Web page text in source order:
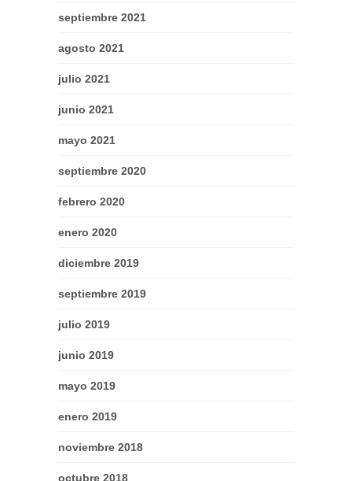
septiembre 2021
agosto 2021
julio 2021
junio 2021
mayo 2021
septiembre 2020
febrero 2020
enero 2020
diciembre 2019
septiembre 2019
julio 2019
junio 2019
mayo 2019
enero 2019
noviembre 2018
octubre 2018